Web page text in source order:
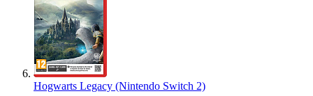
Hogwarts Legacy (Nintendo Switch 2)